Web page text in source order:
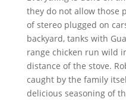
they do not allow those
of stereo plugged on
backyard, tanks with
range chicken run wild
distance of the stove.
caught by the family
delicious seasoning of